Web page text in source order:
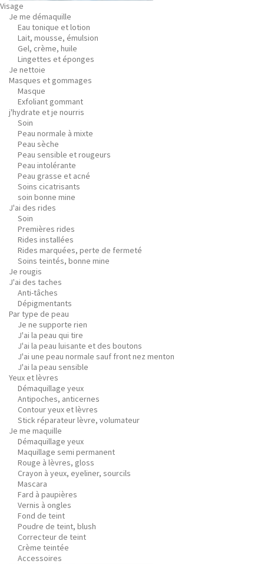
Visage
Je me démaquille
Eau tonique et lotion
Lait, mousse, émulsion
Gel, crème, huile
Lingettes et éponges
Je nettoie
Masques et gommages
Masque
Exfoliant gommant
j'hydrate et je nourris
Soin
Peau normale à mixte
Peau sèche
Peau sensible et rougeurs
Peau intolérante
Peau grasse et acné
Soins cicatrisants
soin bonne mine
J'ai des rides
Soin
Premières rides
Rides installées
Rides marquées, perte de fermeté
Soins teintés, bonne mine
Je rougis
J'ai des taches
Anti-tâches
Dépigmentants
Par type de peau
Je ne supporte rien
J'ai la peau qui tire
J'ai la peau luisante et des boutons
J'ai une peau normale sauf front nez menton
J'ai la peau sensible
Yeux et lèvres
Démaquillage yeux
Antipoches, anticernes
Contour yeux et lèvres
Stick réparateur lèvre, volumateur
Je me maquille
Démaquillage yeux
Maquillage semi permanent
Rouge à lèvres, gloss
Crayon à yeux, eyeliner, sourcils
Mascara
Fard à paupières
Vernis à ongles
Fond de teint
Poudre de teint, blush
Correcteur de teint
Crème teintée
Accessoires